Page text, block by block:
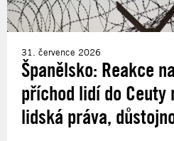
31. července 2026
Španělsko: Reakce
příchod lidí do
lidská práva,